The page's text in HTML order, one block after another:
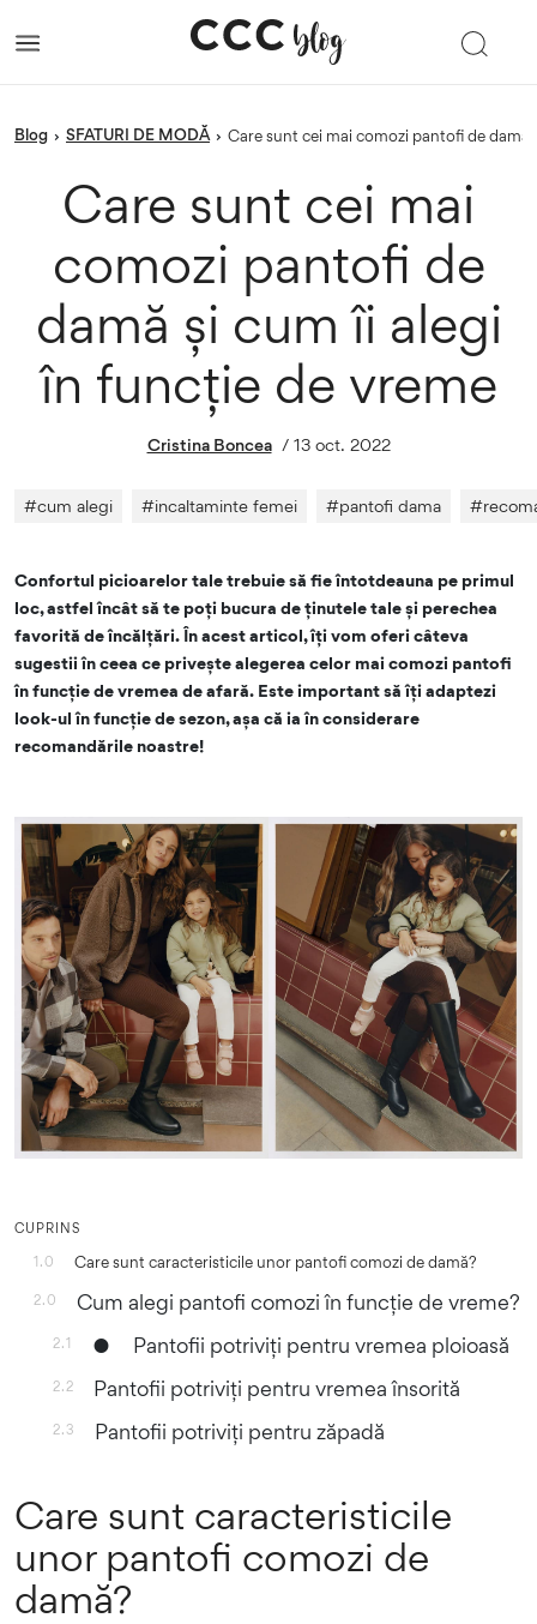
blog › SFATURI DE MODĂ › Care sunt cei mai comozi pantofi de
Care sunt cei mai
comozi pantofi de
damă și cum îi alegi
în funcție de vreme
Cristina Boncea / 13 oct. 2022
#cum alegi #incaltaminte femei #pantofi dama #
Confortul picioarelor tale trebuie să fie întotdeauna pe primul
loc, astfel încât să te poți bucura de ținutele tale și perechea
favorită de încălțări. În acest articol, îți vom oferi câteva
sugestii în ceea ce privește alegerea celor mai comozi pantofi
în funcție de vremea de afară. Este important să îți adaptezi
look-ul în funcție de sezon, așa că ia în considerare
recomandările noastre!
CUPRINS
1.0
Care sunt caracteristicile unor pantofi comozi de damă?
2.0 Cum alegi pantofi comozi în funcție de vreme?
2.1 ● Pantofii potriviți pentru vremea ploioasă
2.2 Pantofii potriviți pentru vremea însorită
2.3 Pantofii potriviți pentru zăpadă
Care sunt caracteristicile
unor pantofi comozi de
damă?